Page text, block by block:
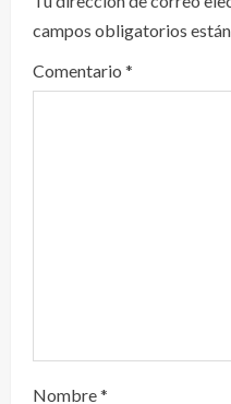
e
n
campos obligatorios
Comentario *
Nombre*